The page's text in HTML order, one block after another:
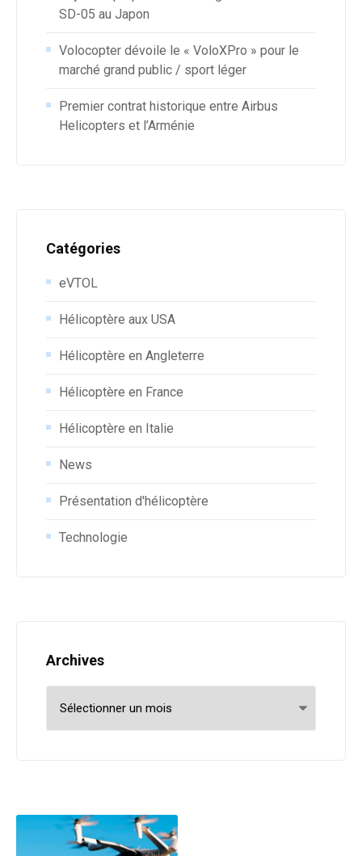
SD-05 au Japon
Volocopter dévoile le « VoloXPro » pour le
marché grand public / sport léger
Premier contrat historique entre Airbus
Helicopters et l’Arménie
Catégories
eVTOL
Hélicoptère aux USA
Hélicoptère en Angleterre
Hélicoptère en France
Hélicoptère en Italie
News
Présentation d'hélicoptère
Technologie
Archives
Post navigation